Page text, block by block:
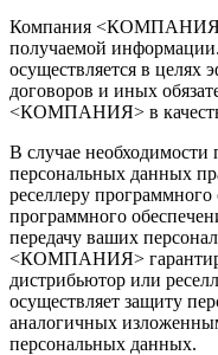
Компания <КОМПАНИЯ>
получаемой
осуществляется в целях
договоров и иных
<КОМПАНИЯ> в
В случае
персональных данных
реселлеру
программного
передачу ваших
<КОМПАНИЯ>
дистрибьютор или
осуществляет защиту
аналогичных
персональных данных.